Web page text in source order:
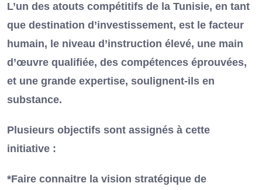
L’un des atouts compétitifs de la Tunisie, en tant
que destination d’investissement, est le facteur
humain, le niveau d’instruction élevé, une main
d’œuvre qualifiée, des compétences éprouvées,
et une grande expertise, soulignent-ils en
substance.
Plusieurs objectifs sont assignés à cette
initiative :
*Faire connaitre la vision stratégique de